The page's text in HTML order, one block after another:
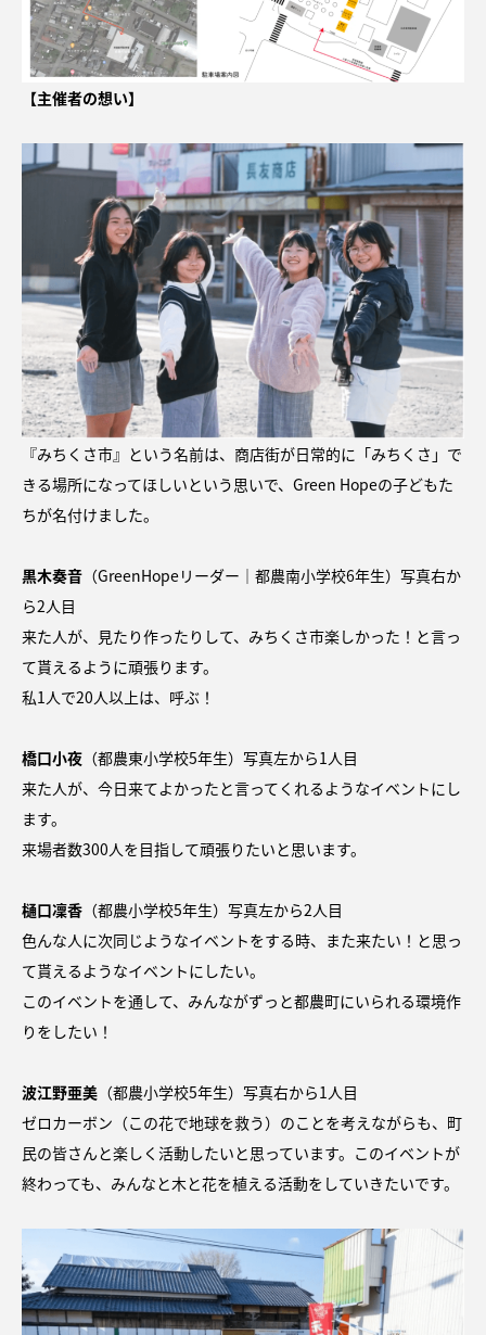
【主催者の想い】
『みちくさ市』という名前は、商店街が日常的に「みちくさ」で
きる場所になってほしいという思いで、Green Hopeの子どもた
ちが名付けました。
黒木奏音 （GreenHopeリーダー｜都農南小学校6年生）写真右か
ら2人目
来た人が、見たり作ったりして、みちくさ市楽しかった！と言っ
て貰えるように頑張ります。
私1人で20人以上は、呼ぶ！
橋口小夜 （都農東小学校5年生）写真左から1人目
来た人が、今日来てよかったと言ってくれるようなイベントにし
ます。
来場者数300人を目指して頑張りたいと思います。
樋口凜香 （都農小学校5年生）写真左から2人目
色んな人に次同じようなイベントをする時、また来たい！と思っ
て貰えるようなイベントにしたい。
このイベントを通して、みんながずっと都農町にいられる環境作
りをしたい！
波江野亜美 （都農小学校5年生）写真右から1人目
ゼロカーボン（この花で地球を救う）のことを考えながらも、町
民の皆さんと楽しく活動したいと思っています。このイベントが
終わっても、みんなと木と花を植える活動をしていきたいです。